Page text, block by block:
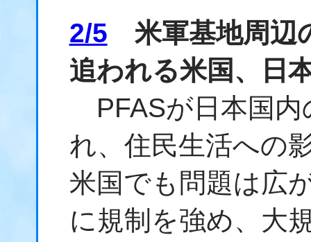
2/5 米軍基地周辺
追われる米国、日
PFASが日本国内
れ、住民生活への
米国でも問題は広
に規制を強め、大